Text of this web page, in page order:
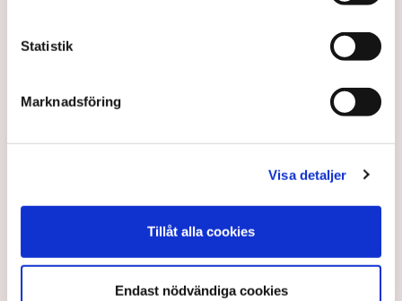
Statistik
Marknadsföring
Visa detaljer
Tillåt alla cookies
Endast nödvändiga cookies
40 personer misstänks med cirka 120
Polisen använder drönare och uniformerad polis
Samtidigt är polisarbetet komplext när det gäller
att navigera juridiska rättigheter och gränser.
agera tillräckligt då aktionerna kan fortgå för öppen ridå.
Rickard Axdorff på Svensk Torv, anser att polisens
att polisen ”behöver utveckla sina metoder för att
skydda tillståndsgivna verksamheter” mot sabotage,